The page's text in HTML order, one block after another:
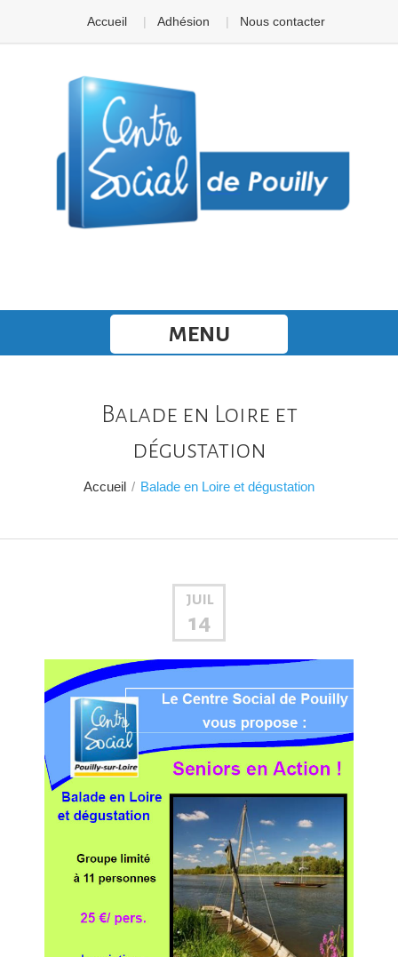
Accueil Adhésion Nous contacter
MENU
Balade en Loire et
dégustation
Accueil / Balade en Loire et dégustation
JUIL
14